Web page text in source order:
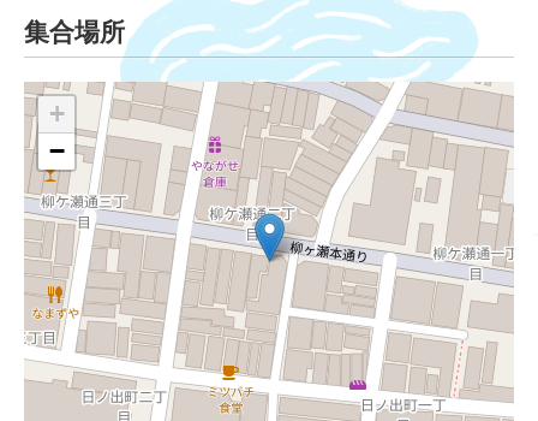
集合場所
+
−